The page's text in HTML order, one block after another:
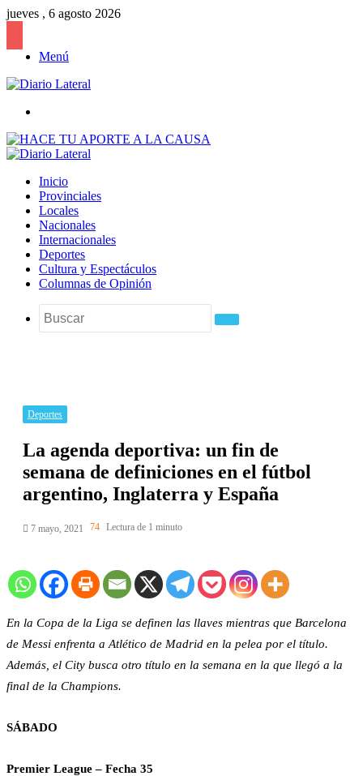
jueves , 6 agosto 2026
Menú
Inicio
Provinciales
Locales
Nacionales
Internacionales
Deportes
Cultura y Espectáculos
Columnas de Opinión
Buscar
Deportes
La agenda deportiva: un fin de
semana de definiciones en el fútbol
argentino, Inglaterra y España
7 mayo, 2021 74 Lectura de 1 minuto
En la Copa de la Liga se definen las llaves mientras que Barcelona
de Messi enfrenta a Atlético de Madrid en la pelea por el título.
Además, el City busca otro título en la semana en la que llegó a la
final de la Champions.
SÁBADO
Premier League – Fecha 35